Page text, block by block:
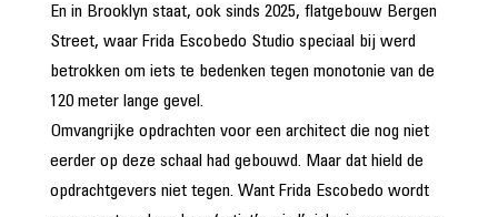
En in Brooklyn staat, ook sinds 2025, flatgebouw Bergen
Street, waar Frida Escobedo Studio speciaal bij werd
betrokken om iets te bedenken tegen monotonie van de
120 meter lange gevel.
Omvangrijke opdrachten voor een architect die nog niet
eerder op deze schaal had gebouwd. Maar dat hield de
opdrachtgevers niet tegen. Want Frida Escobedo wordt